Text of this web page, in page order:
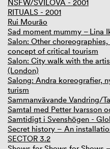
NSFW/SVILOVA - 2001
RITUALS - 2001
Rui Mourão
Sad moment mummy – Lina
Salon: Other
concept of critical tourism
Salon: City walk with the
(London)
Salong: Andra koreografier,
turism
Sammanvävande Vandring/
Samtal med Petter Ivarsson
Samtidigt i Svenshögen -
Secret history – An
SECTOR 3.2